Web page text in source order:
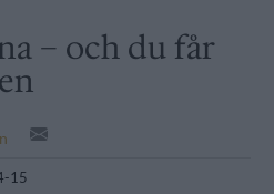
– och du får
15